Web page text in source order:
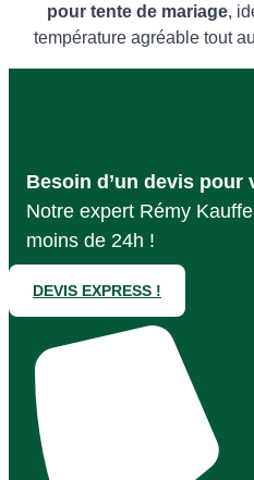
pour tente de mariage,
température agréable tout
Besoin d’un devis pour
Notre expert Rémy
moins de 24h !
DEVIS EXPRESS !